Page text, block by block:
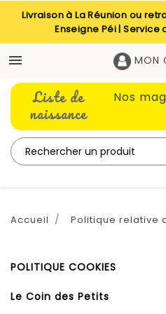
Livraison à La Réunion ou
Enseigne Péi | Service
 MON
Liste de
naissance
Nos
Accueil Politique relative
POLITIQUE COOKIES
Le Coin des Petits